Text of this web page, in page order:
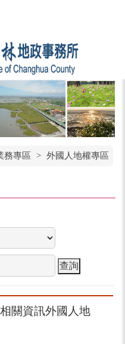
務專區 > 外國人地權專區
關資訊外國人地